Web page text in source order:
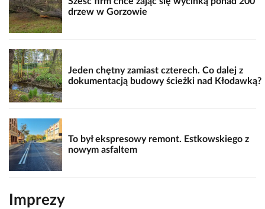
drzew w Gorzowie
Jeden chętny zamiast czterech. Co dalej z
dokumentacją budowy ścieżki nad Kłodawką?
To był ekspresowy remont. Estkowskiego z
nowym asfaltem
Imprezy